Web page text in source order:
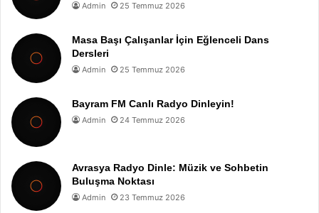
Admin 25 Temmuz 2026
Masa Başı Çalışanlar İçin Eğlenceli Dans
Dersleri
Admin 25 Temmuz 2026
Bayram FM Canlı Radyo Dinleyin!
Admin 24 Temmuz 2026
Avrasya Radyo Dinle: Müzik ve Sohbetin
Buluşma Noktası
Admin 23 Temmuz 2026